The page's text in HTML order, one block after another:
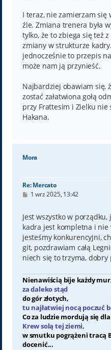
I teraz, nie zamierzam się
źle. Zmiana trenera była
tylko, że to zbiega się też
zmiany w strukturze
jednocześnie to przepis
może nam ją przynieść.
Najbardziej obawiam się,
zostać załatwiona gołą
przy Frattesim i Zielku nie
Hakana.
Mora
Re: Mercato
P
t
1 wrz 2025, 13:42
Jest wszystko w
kadra jest kompletna i nie
jesteśmy konkurencyjni,
git, pozdrawiam całą
niech się to trzyma, dobry
Nienawiścią bije każdy
za daleko stąd
do gór złotych,
tu najłatwiej nocą poczuć
Co za ludzie mordują się
Krew solą tej ziemi,
w smutku pogrążeni tracą
docenić...